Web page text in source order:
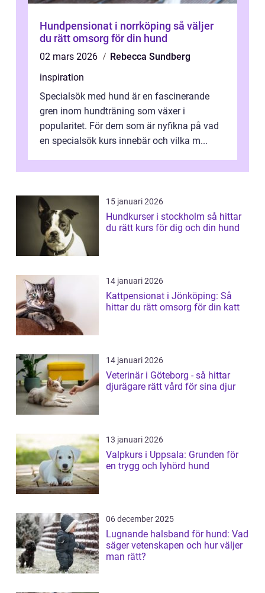
Hundpensionat i norrköping så väljer
du rätt omsorg för din hund
02 mars 2026
Rebecca Sundberg
inspiration
Specialsök med hund är en fascinerande
gren inom hundträning som växer i
popularitet. För dem som är nyfikna på vad
en specialsök kurs innebär och vilka m...
15 januari 2026
Hundkurser i stockholm så hittar
du rätt kurs för dig och din hund
14 januari 2026
Kattpensionat i Jönköping: Så
hittar du rätt omsorg för din katt
14 januari 2026
Veterinär i Göteborg - så hittar
djurägare rätt vård för sina djur
13 januari 2026
Valpkurs i Uppsala: Grunden för
en trygg och lyhörd hund
06 december 2025
Lugnande halsband för hund: Vad
säger vetenskapen och hur väljer
man rätt?